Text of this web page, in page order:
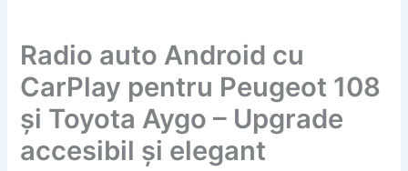
Radio auto Android cu
CarPlay pentru Peugeot 108
și Toyota Aygo – Upgrade
accesibil și elegant